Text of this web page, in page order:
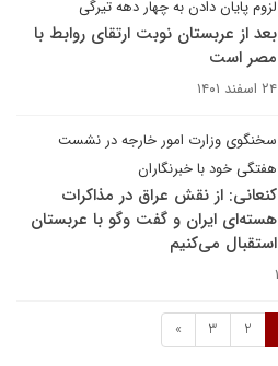
لزوم پایان دادن به چهار دهه تیرگی
بعد از عربستان نوبت ارتقای روابط با
مصر است
۲۴ اسفند ۱۴۰۱
سخنگوی وزارت امور خارجه در نشست
هفتگی خود با خبرنگاران
کنعانی: از نقش عراق در مذاکرات
هسته‌ای ایران و گفت وگو با عربستان
استقبال می‌کنیم
2
3
»